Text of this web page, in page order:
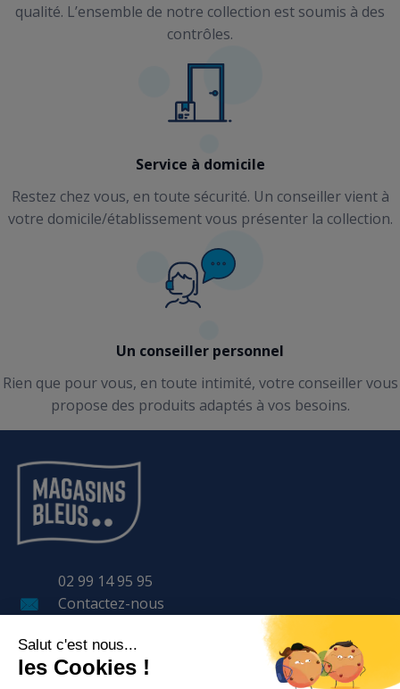
qualité. L’ensemble de notre collection est soumis à des
contrôles.
Service à domicile
Restez chez vous, en toute sécurité. Un conseiller vient à
votre domicile/établissement vous présenter la collection.
Un conseiller personnel
Rien que pour vous, en toute intimité, votre conseiller vous
propose des produits adaptés à vos besoins.
02 99 14 95 95
Contactez-nous
BP 57 401
35 170 BRUZ